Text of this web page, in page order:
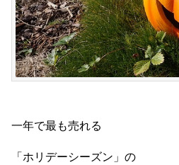
一年で最も売れる
「ホリデーシーズン」の